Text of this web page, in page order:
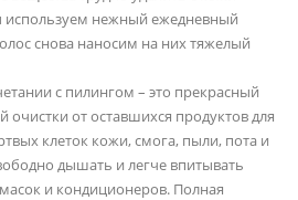
используем нежный ежедневный
снова наносим на них тяжелый
с пилингом – это прекрасный
от оставшихся продуктов для
клеток кожи, смога, пыли, пота и
дышать и легче впитывать
и кондиционеров. Полная